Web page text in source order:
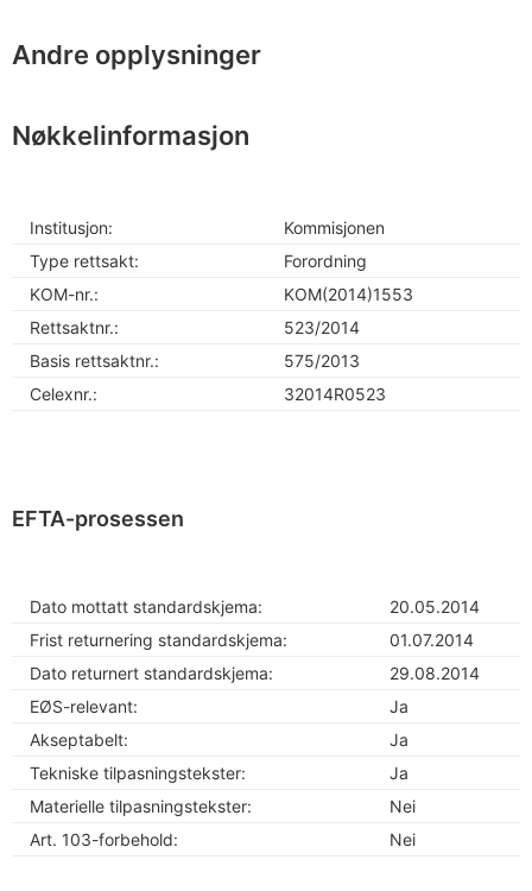
Andre opplysninger
Nøkkelinformasjon
Institusjon:
Kommisjonen
Type rettsakt:
Forordning
KOM-nr.:
KOM(2014)1553
Rettsaktnr.:
523/2014
Basis rettsaktnr.:
575/2013
Celexnr.:
32014R0523
EFTA-prosessen
Dato mottatt standardskjema:
20.05.2014
Frist returnering standardskjema:
01.07.2014
Dato returnert standardskjema:
29.08.2014
EØS-relevant:
Ja
Akseptabelt:
Ja
Tekniske tilpasningstekster:
Ja
Materielle tilpasningstekster:
Nei
Art. 103-forbehold:
Nei